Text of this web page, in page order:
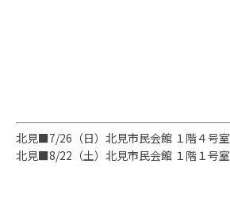
北見■7/26（日） 北見市民会館 １階４号室
北見■8/22（土） 北見市民会館 １階１号室